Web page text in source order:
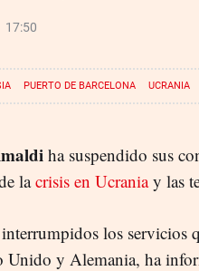
17:50
PUERTO DE BARCELONA UCRANIA
ha suspendido sus
lacrisis en Ucraniay las
los servicios
Unido y Alemania, ha